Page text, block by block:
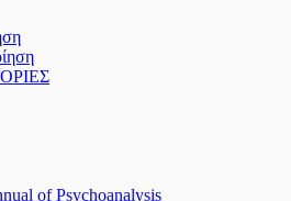
of Psychoanalysis